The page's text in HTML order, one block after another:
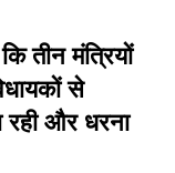
तीन मंत्रियों
से
रही और धरना